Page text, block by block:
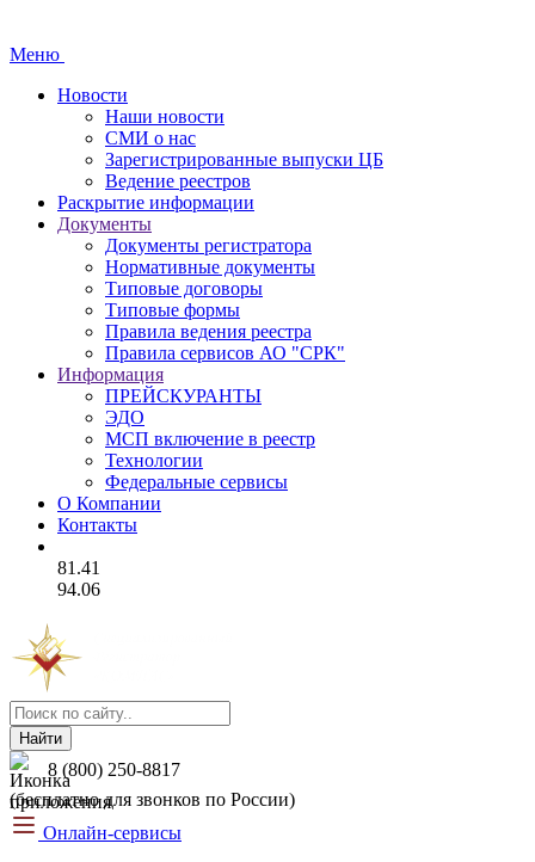
Меню
Новости
Наши новости
СМИ о нас
Зарегистрированные выпуски ЦБ
Ведение реестров
Раскрытие информации
Документы
Документы регистратора
Нормативные документы
Типовые договоры
Типовые формы
Правила ведения реестра
Правила сервисов АО "СРК"
Информация
ПРЕЙСКУРАНТЫ
ЭДО
МСП включение в реестр
Технологии
Федеральные сервисы
О Компании
Контакты
81.41
94.06
Найти
8 (800) 250-8817
(бесплатно для звонков по России)
Онлайн-сервисы